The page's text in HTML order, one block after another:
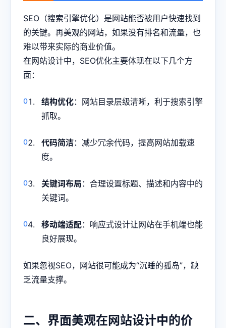
SEO（搜索引擎优化）是网站能否被用户快速找到
的关键。再美观的网站，如果没有排名和流量，也
难以带来实际的商业价值。
在网站设计中，SEO优化主要体现在以下几个方
面：
结构优化：网站目录层级清晰，利于搜索引擎
抓取。
代码简洁：减少冗余代码，提高网站加载速
度。
关键词布局 ：合理设置标题、描述和内容中的
关键词。
移动端适配：响应式设计让网站在手机端也能
良好展现。
如果忽视SEO，网站很可能成为“沉睡的孤岛”，缺
乏流量支撑。
二、界面美观在网站设计中的价